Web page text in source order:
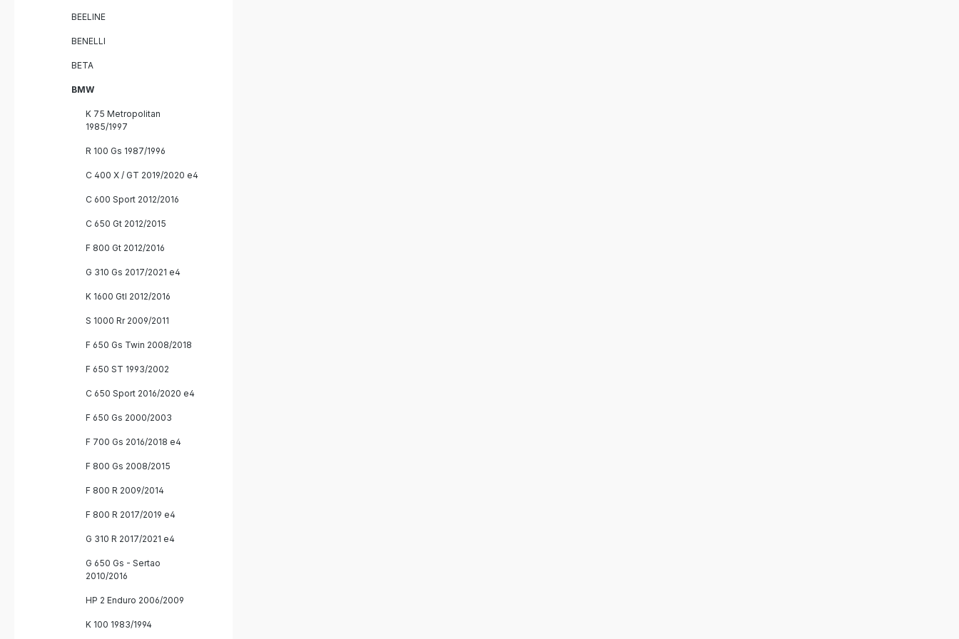
BEELINE
BENELLI
BETA
BMW
K 75 Metropolitan
1985/1997
R 100 Gs 1987/1996
C 400 X / GT 2019/2020 e4
C 600 Sport 2012/2016
C 650 Gt 2012/2015
F 800 Gt 2012/2016
G 310 Gs 2017/2021 e4
K 1600 Gtl 2012/2016
S 1000 Rr 2009/2011
F 650 Gs Twin 2008/2018
F 650 ST 1993/2002
C 650 Sport 2016/2020 e4
F 650 Gs 2000/2003
F 700 Gs 2016/2018 e4
F 800 Gs 2008/2015
F 800 R 2009/2014
F 800 R 2017/2019 e4
G 310 R 2017/2021 e4
G 650 Gs - Sertao
2010/2016
HP 2 Enduro 2006/2009
K 100 1983/1994